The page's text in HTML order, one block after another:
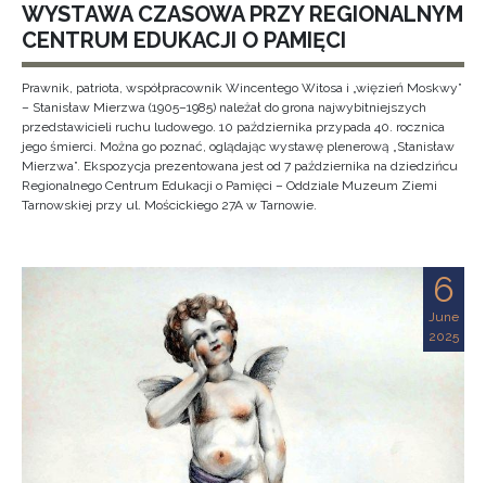
WYSTAWA CZASOWA PRZY REGIONALNYM
CENTRUM EDUKACJI O PAMIĘCI
Prawnik, patriota, współpracownik Wincentego Witosa i „więzień Moskwy”
– Stanisław Mierzwa (1905–1985) należał do grona najwybitniejszych
przedstawicieli ruchu ludowego. 10 października przypada 40. rocznica
jego śmierci. Można go poznać, oglądając wystawę plenerową „Stanisław
Mierzwa”. Ekspozycja prezentowana jest od 7 października na dziedzińcu
Regionalnego Centrum Edukacji o Pamięci – Oddziale Muzeum Ziemi
Tarnowskiej przy ul. Mościckiego 27A w Tarnowie.
6
June
2025